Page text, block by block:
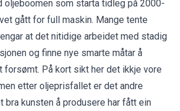
oljeboomen som starta tidleg på 2000-
gått for full maskin. Mange tente
at det nitidige arbeidet med stadig
og finne nye smarte måtar å
forsømt. På kort sikt her det ikkje vore
etter oljeprisfallet er det andre
bra kunsten å produsere har fått ein